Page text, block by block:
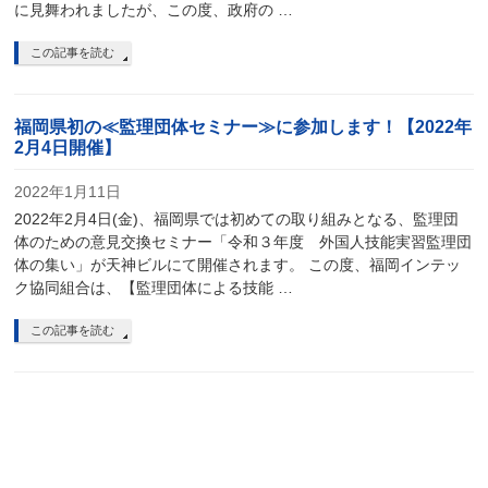
に見舞われましたが、この度、政府の …
この記事を読む
福岡県初の≪監理団体セミナー≫に参加します！【2022年
2月4日開催】
2022年1月11日
2022年2月4日(金)、福岡県では初めての取り組みとなる、監理団
体のための意見交換セミナー「令和３年度 外国人技能実習監理団
体の集い」が天神ビルにて開催されます。 この度、福岡インテッ
ク協同組合は、【監理団体による技能 …
この記事を読む